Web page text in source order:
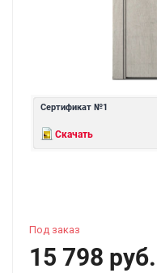
Сертификат №1
Скачать
Под заказ
15 798 руб.